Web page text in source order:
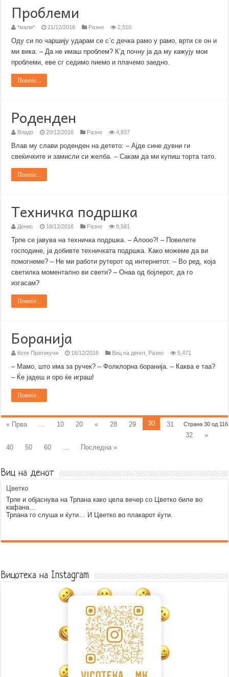
Проблеми
*мали* 21/12/2016 Разно 2,510
Оду си по чаршију ударам се с`с дечка рамо у рамо, врти се он и
ми вика: – Да не имаш проблем? К’д почну ја да му кажују мои
проблеми, еве сг седимо пиемо и плачемо заедно.
Повеќе...
Роденден
Владо 20/12/2016 Разно 4,837
Влав му слави роденден на детето: – Ајде сине дувни ги
свеќичките и замисли си желба. – Сакам да ми купиш торта тато.
Повеќе...
Техничка подршка
Денис 18/12/2016 Разно 8,581
Трпе се јавува на техничка подршка. – Алооо?! – Повелете
господине, ја добивте техничката подршка. Како можеме да ви
помогнеме? – Не ми работи рутерот од интернетот. – Во ред, која
светилка моментално ви свети? – Онаа од бојлерот, да го
изгасам?
Повеќе...
Боранија
Коте Пратикучи 16/12/2016 Виц на денот, Разно 5,471
– Мамо, што има за ручек? – Фолклорна боранија. – Каква е таа?
– Ќе јадеш и оро ќе играш!
Повеќе...
Страна 30 од 116
« Прва ... 10 20 « 28 29 30
31
32
»
40
50 60 ... Последна »
Виц на денот
Цветко
Трпе и објаснува на Трпана како цела вечер со Цветко биле во
кафана…
Трпана го слуша и ќути… И Цветко во плакарот ќути.
Вицотека на Instagram